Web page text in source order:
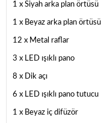
1 x Siyah arka plan örtüsü
1 x Beyaz arka plan örtüsü
12 x Metal raflar
3 x LED ışıklı pano
8 x Dik açı
6 x LED ışıklı pano tutucu
1 x Beyaz iç difüzör